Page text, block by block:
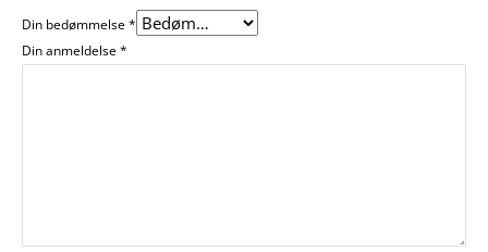
Din bedømmelse*
Din anmeldelse*